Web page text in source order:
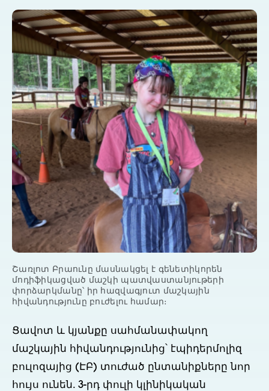
Շառլոտ Բրաունը մասնակցել է գենետիկորեն
մոդիֆիկացված մաշկի պատվաստանյութերի
փորձարկմանը՝ իր հազվագյուտ մաշկային
հիվանդությունը բուժելու համար։
Ցավոտ և կյանքը սահմանափակող
մաշկային հիվանդությունից՝ էպիդերմոլիզ
բուլոզայից (ԷԲ) տուժած ընտանիքները նոր
հույս ունեն. 3-րդ փուլի կլինիկական